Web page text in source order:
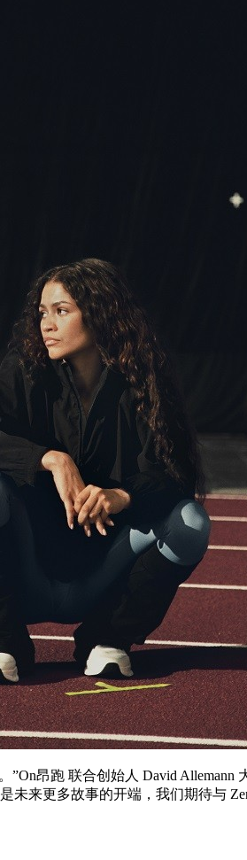
昂跑 联合创始人 David Allemann
来更多故事的开端，我们期待与